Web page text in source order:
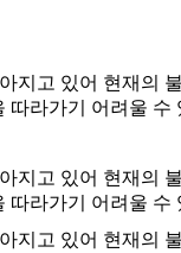
지고 있어 현재의
라가기 어려울 수
지고 있어 현재의
라가기 어려울 수
지고 있어 현재의